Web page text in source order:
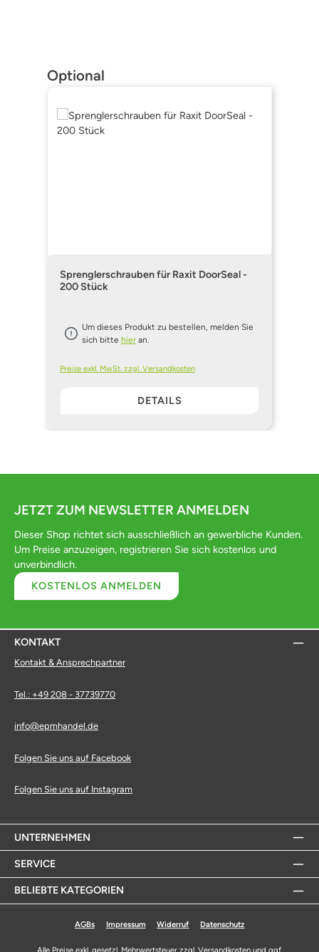
Produktgalerie überspringen
Optional
Sprenglerschrauben für Raxit DoorSeal -
200 Stück
Um dieses Produkt zu bestellen, melden Sie
sich bittehier an.
Preise exkl. MwSt. zzgl. Versandkosten
DETAILS
JETZT ZUM NEWSLETTER ANMELDEN
Dieser Shop richtet sich ausschließlich an gewerbliche Kunden.
Um Preise anzuzeigen, registrieren Sie sich kostenlos und
unverbindlich.
KOSTENLOS ANMELDEN
KONTAKT
Kontakt & Ansprechpartner
Tel.: +49 208 - 37739770
info@epmhandel.de
Folgen Sie uns auf Facebook
Folgen Sie uns auf Instagram
UNTERNEHMEN
SERVICE
BELIEBTE KATEGORIEN
AGBs Impressum Widerruf Datenschutz
Alle Preise exkl. gesetzl. Mehrwertsteuer zzgl. Versandkostenund ggf.